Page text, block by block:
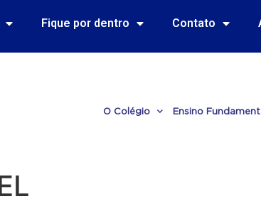
Fique por dentro Contato
O Colégio Ensino